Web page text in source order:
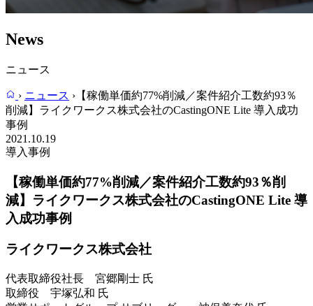
News
ニュース
› ニュース › 【稼働単価約77%削減／案件紹介工数約93％
削減】ライクワークス株式会社のCastingONE Lite 導入成功
事例
2021.10.19
導入事例
【稼働単価約77%削減／案件紹介工数約93％削
減】ライクワークス株式会社のCastingONE Lite 導
入成功事例
ライクワークス株式会社
代表取締役社長 宮郷剛士 氏
取締役 宇塚弘和 氏